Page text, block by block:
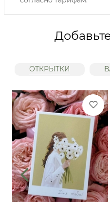
ОТКРЫТКИ